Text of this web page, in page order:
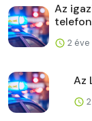
Az
2
Az